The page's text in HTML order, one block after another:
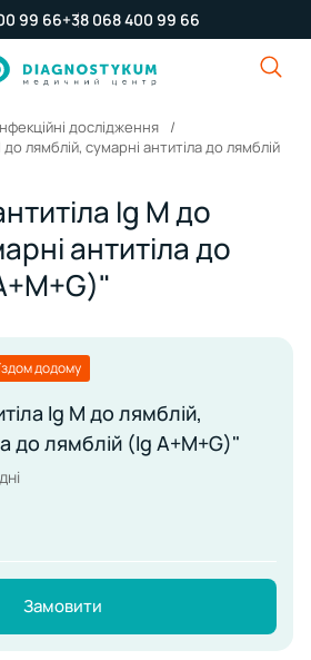
99 66+38 068 400 99 66
дослідження
лямблій, сумарні антитіла до лямблій
Ig М до
антитіла до
додому
Ig М до лямблій,
до лямблій (Ig А+М+G)"
Замовити